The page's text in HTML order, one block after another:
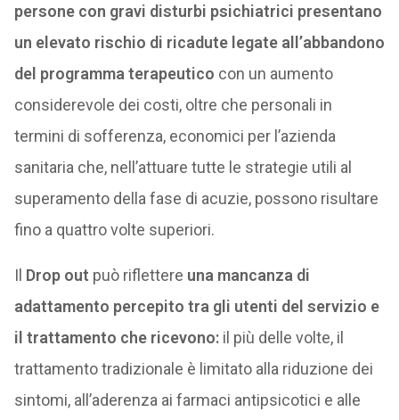
persone con gravi disturbi psichiatrici presentano
un elevato rischio di ricadute legate all’abbandono
del programma terapeutico con un aumento
considerevole dei costi, oltre che personali in
termini di sofferenza, economici per l’azienda
sanitaria che, nell’attuare tutte le strategie utili al
superamento della fase di acuzie, possono risultare
fino a quattro volte superiori.
Il Drop out può riflettere una mancanza di
adattamento percepito tra gli utenti del servizio e
il trattamento che ricevono:il più delle volte, il
trattamento tradizionale è limitato alla riduzione dei
sintomi, all’aderenza ai farmaci antipsicotici e alle